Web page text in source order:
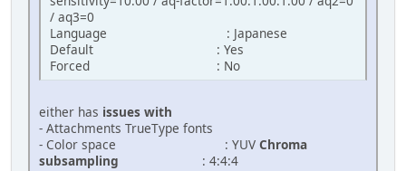
/ aq3=0
Language : Japanese
Default : Yes
Forced : No
either has issues with
- Attachments TrueType fonts
- Color space : YUV Chroma
subsampling : 4:4:4